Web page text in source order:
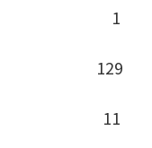
1
129
11